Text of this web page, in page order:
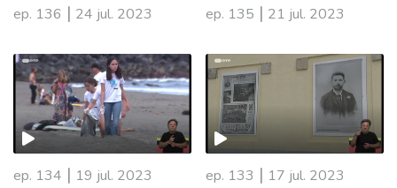
ep. 136 | 24 jul. 2023 ep. 135 | 21 jul. 2023
ep. 134 | 19 jul. 2023 ep. 133 | 17 jul. 2023